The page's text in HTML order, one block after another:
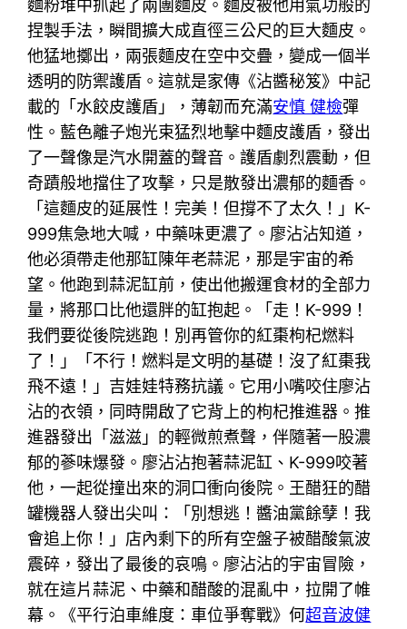
麵粉堆中抓起了兩團麵皮。麵皮被他用氣功般的
捏製手法，瞬間擴大成直徑三公尺的巨大麵皮。
他猛地擲出，兩張麵皮在空中交疊，變成一個半
透明的防禦護盾。這就是家傳《沾醬秘笈》中記
載的「水餃皮護盾」，薄韌而充滿安慎 健檢彈
性。藍色離子炮光束猛烈地擊中麵皮護盾，發出
了一聲像是汽水開蓋的聲音。護盾劇烈震動，但
奇蹟般地擋住了攻擊，只是散發出濃郁的麵香。
「這麵皮的延展性！完美！但撐不了太久！」K-
999焦急地大喊，中藥味更濃了。廖沾沾知道，
他必須帶走他那缸陳年老蒜泥，那是宇宙的希
望。他跑到蒜泥缸前，使出他搬運食材的全部力
量，將那口比他還胖的缸抱起。「走！K-999！
我們要從後院逃跑！別再管你的紅棗枸杞燃料
了！」「不行！燃料是文明的基礎！沒了紅棗我
飛不遠！」吉娃娃特務抗議。它用小嘴咬住廖沾
沾的衣領，同時開啟了它背上的枸杞推進器。推
進器發出「滋滋」的輕微煎煮聲，伴隨著一股濃
郁的蔘味爆發。廖沾沾抱著蒜泥缸、K-999咬著
他，一起從撞出來的洞口衝向後院。王醋狂的醋
罐機器人發出尖叫：「別想逃！醬油黨餘孽！我
會追上你！」店內剩下的所有空盤子被醋酸氣波
震碎，發出了最後的哀鳴。廖沾沾的宇宙冒險，
就在這片蒜泥、中藥和醋酸的混亂中，拉開了帷
幕。《平行泊車維度：車位爭奪戰》何超音波健